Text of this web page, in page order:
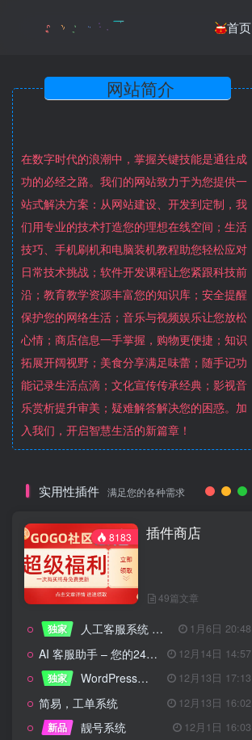
首页
在数字时代的浪潮中，掌握关键技能是通往成
功的必经之路。我们的网站致力于为您提供一
站式解决方案：从网站建设、开发到定制，我
们用专业的技术打造您的理想在线空间；生活
技巧、手机刷机和电脑装机教程助您轻松应对
日常技术挑战；软件开发课程让您紧跟科技前
沿；教育教学资源丰富您的知识库；安全提醒
保护您的网络生活；音乐与视频娱乐让您放松
心情；商店信息一手掌握，购物更便捷；知识
拓展开阔视野；美食分享满足味蕾；随手记功
能记录生活点滴；文化宣传传承经典；影视音
乐赏析提升审美；疑难解答解决您的困惑。加
入我们，开启智慧生活的新篇章！
实用性插件 满足您的各种需求
8183 插件商店
49篇文章
独家 人工客服系统 技术开发文档 1月6日 20:48
AI 客服助手 – 您的24/7智能客服专家
12月14日 14:57
独家
WordPress设备管理器插件 – 专业版 12月13日 17:13
简易，工单系统
12月13日 16:02
新品
靓号系统
12月1日 16:03